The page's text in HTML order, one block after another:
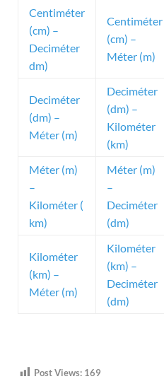
Centiméter
(cm) –
Deciméter
dm)
Centiméter
(cm) –
Méter (m)
Deciméter
(dm) –
Méter (m)
Deciméter
(dm) –
Kilométer
(km)
Méter (m)
–
Kilométer (
km)
Méter (m)
–
Deciméter
(dm)
Kilométer
(km) –
Méter (m)
Kilométer
(km) –
Deciméter
(dm)
Post Views: 169